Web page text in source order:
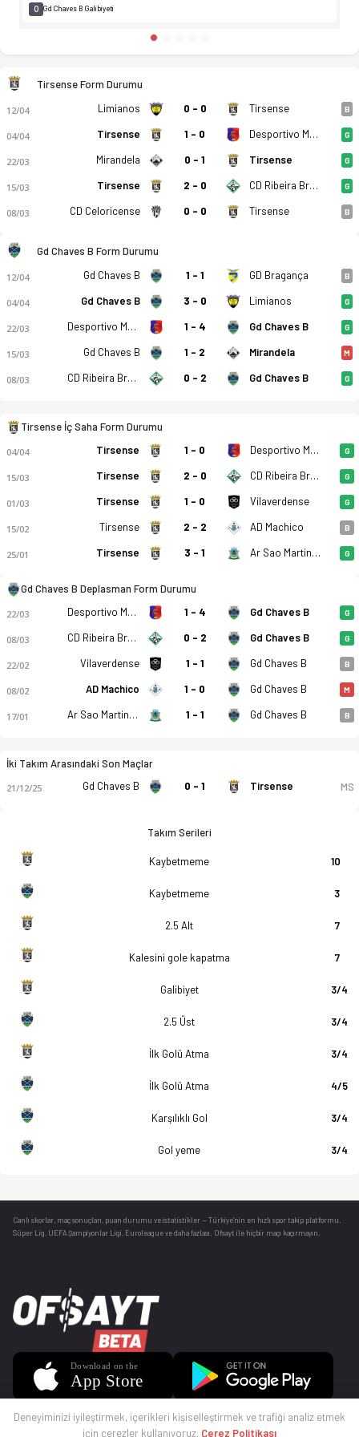
Tirsense - Gd Chaves B 1-1 bitti. Gol anları, kadro,
0 Gd Chaves B Galibiyeti
Tirsense Form Durumu
12/04 Limianos 0 - 0 Tirsense B
04/04 Tirsense 1 - 0 Desportivo Moncao G
22/03 Mirandela 0 - 1 Tirsense G
15/03 Tirsense 2 - 0 CD Ribeira Brava G
08/03 CD Celoricense 0 - 0 Tirsense B
Gd Chaves B Form Durumu
12/04 Gd Chaves B 1 - 1 GD Bragança B
04/04 Gd Chaves B 3 - 0 Limianos G
22/03 Desportivo Moncao 1 - 4 Gd Chaves B G
15/03 Gd Chaves B 1 - 2 Mirandela M
08/03 CD Ribeira Brava 0 - 2 Gd Chaves B G
Tirsense İç Saha Form Durumu
04/04 Tirsense 1 - 0 Desportivo Moncao G
15/03 Tirsense 2 - 0 CD Ribeira Brava G
01/03 Tirsense 1 - 0 Vilaverdense G
15/02 Tirsense 2 - 2 AD Machico B
25/01 Tirsense 3 - 1 Ar Sao Martinho G
Gd Chaves B Deplasman Form Durumu
22/03 Desportivo Moncao 1 - 4 Gd Chaves B G
08/03 CD Ribeira Brava 0 - 2 Gd Chaves B G
22/02 Vilaverdense 1 - 1 Gd Chaves B B
08/02 AD Machico 1 - 0 Gd Chaves B M
17/01 Ar Sao Martinho 1 - 1 Gd Chaves B B
İki Takım Arasındaki Son Maçlar
21/12/25 Gd Chaves B 0 - 1 Tirsense MS
Takım Serileri
Kaybetmeme 10
Kaybetmeme 3
2.5 Alt 7
Kalesini gole kapatma 7
Galibiyet 3/4
2.5 Üst 3/4
İlk Golü Atma 3/4
İlk Golü Atma 4/5
Karşılıklı Gol 3/4
Gol yeme 3/4
Canlı skorlar , maç sonuçları, puan durumu ve istatistikler — Türkiye’nin en hızlı spor takip platformu.
Süper Lig, UEFA Şampiyonlar Ligi, Euroleague ve daha fazlası. Ofsayt ile hiçbir maçı kaçırmayın.
Deneyiminizi iyileştirmek, içerikleri kişiselleştirmek ve trafiği analiz etmek
için çerezler kullanıyoruz. Çerez Politikası